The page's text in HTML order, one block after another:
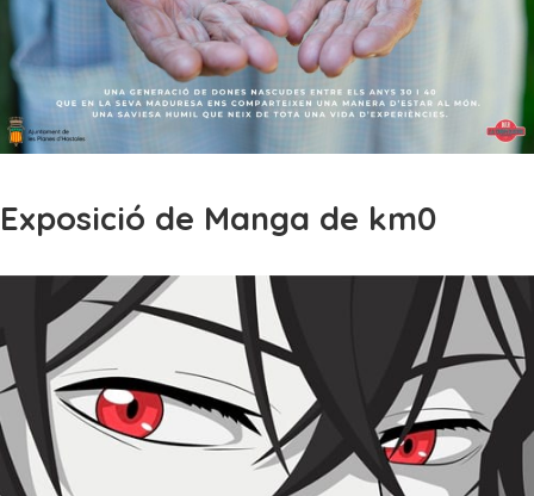
Exposició de Manga de km0